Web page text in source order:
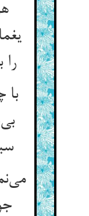
با
سیم و زر پنهان کند